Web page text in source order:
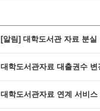
[알림] 대학도서관 자료 분
대학도서관자료 대출권수
대학도서관자료 연계 서비스